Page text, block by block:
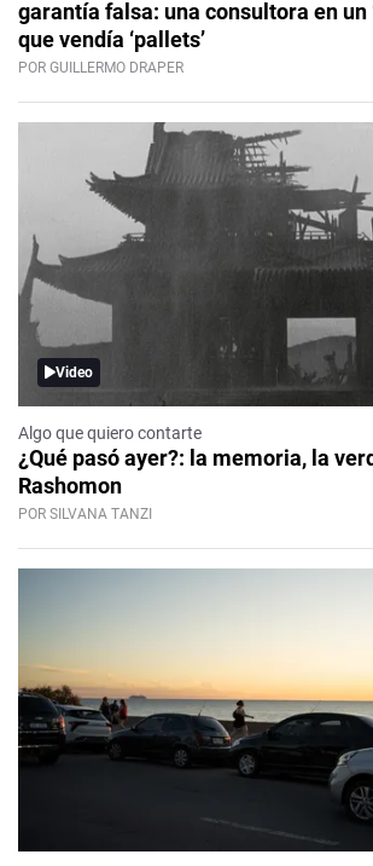
garantía falsa: una consultora en un
que vendía ‘pallets’
POR GUILLERMO DRAPER
Video
Algo que quiero contarte
¿Qué pasó ayer?: la memoria, la
Rashomon
POR SILVANA TANZI